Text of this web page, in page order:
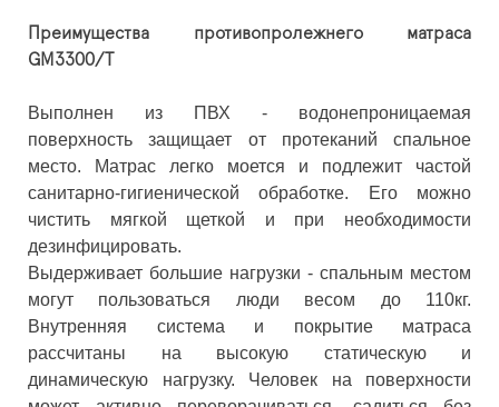
Преимущества противопролежнего матраса
GM3300/T
Выполнен из ПВХ - водонепроницаемая
поверхность защищает от протеканий спальное
место. Матрас легко моется и подлежит частой
санитарно-гигиенической обработке. Его можно
чистить мягкой щеткой и при необходимости
дезинфицировать.
Выдерживает большие нагрузки - спальным местом
могут пользоваться люди весом до 110кг.
Внутренняя система и покрытие матраса
рассчитаны на высокую статическую и
динамическую нагрузку. Человек на поверхности